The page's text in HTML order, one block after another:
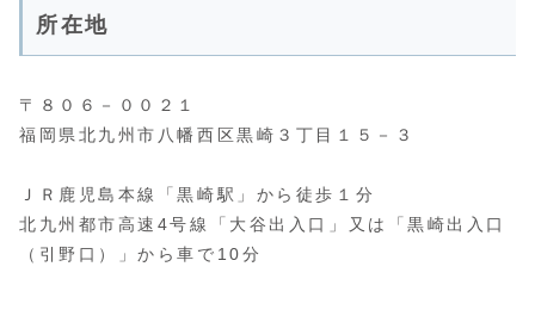
所在地
〒８０６－００２１
福岡県北九州市八幡西区黒崎３丁目１５－３
ＪＲ鹿児島本線「黒崎駅」から徒歩１分
北九州都市高速4号線「大谷出入口」又は「黒崎出入口
（引野口）」から車で10分